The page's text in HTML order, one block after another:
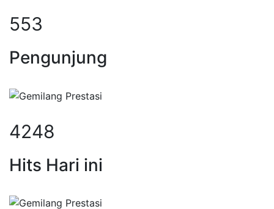
553
Pengunjung
4248
Hits Hari ini